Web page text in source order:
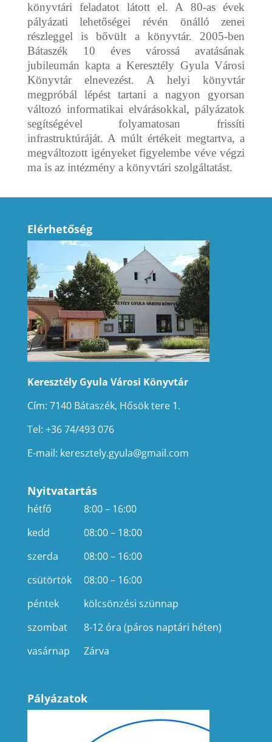
könyvtári feladatot látott el. A 80-as évek
pályázati lehetőségei révén önálló zenei
részleggel is bővült a könyvtár. 2005-ben
Bátaszék 10 éves várossá avatásának
jubileumán kapta a Keresztély Gyula Városi
Könyvtár elnevezést. A helyi könyvtár
megpróbál lépést tartani a nagyon gyorsan
változó informatikai elvárásokkal, pályázatok
segítségével folyamatosan frissíti
infrastruktúráját. A múlt értékeit megtartva, a
megváltozott igényeket figyelembe véve végzi
ma is az intézmény a könyvtári szolgáltatást.
Elérhetőség
Keresztély Gyula Városi Könyvtár
Cím: 7140 Bátaszék, Hősök tere 1.
Tel: +36 74/493 076
E-mail: keresztely.gyula@gmail.com
Nyitvatartás
hétfő
8:00 – 16:00
kedd
08:00 – 18:00
szerda
08:00 – 16:00
csütörtök
08:00 – 16:00
péntek
kölcsönzési szünnap
szombat
8-12 óra (páros naptári héten)
vasárnap
Zárva
Pályázatok